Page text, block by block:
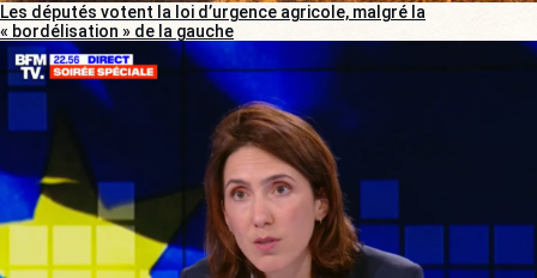
Les députés votent la loi d’urgence agricole, malgré la
« bordélisation » de la gauche